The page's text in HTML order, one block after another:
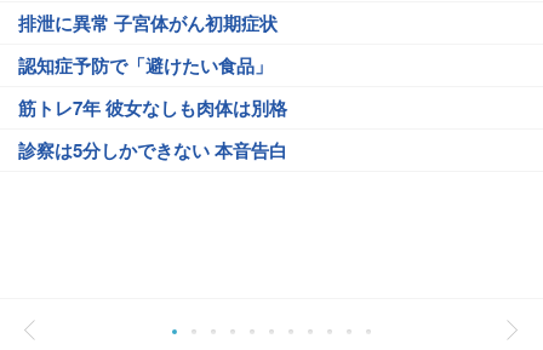
排泄に異常 子宮体がん初期症状
認知症予防で「避けたい食品」
筋トレ7年 彼女なしも肉体は別格
診察は5分しかできない 本音告白